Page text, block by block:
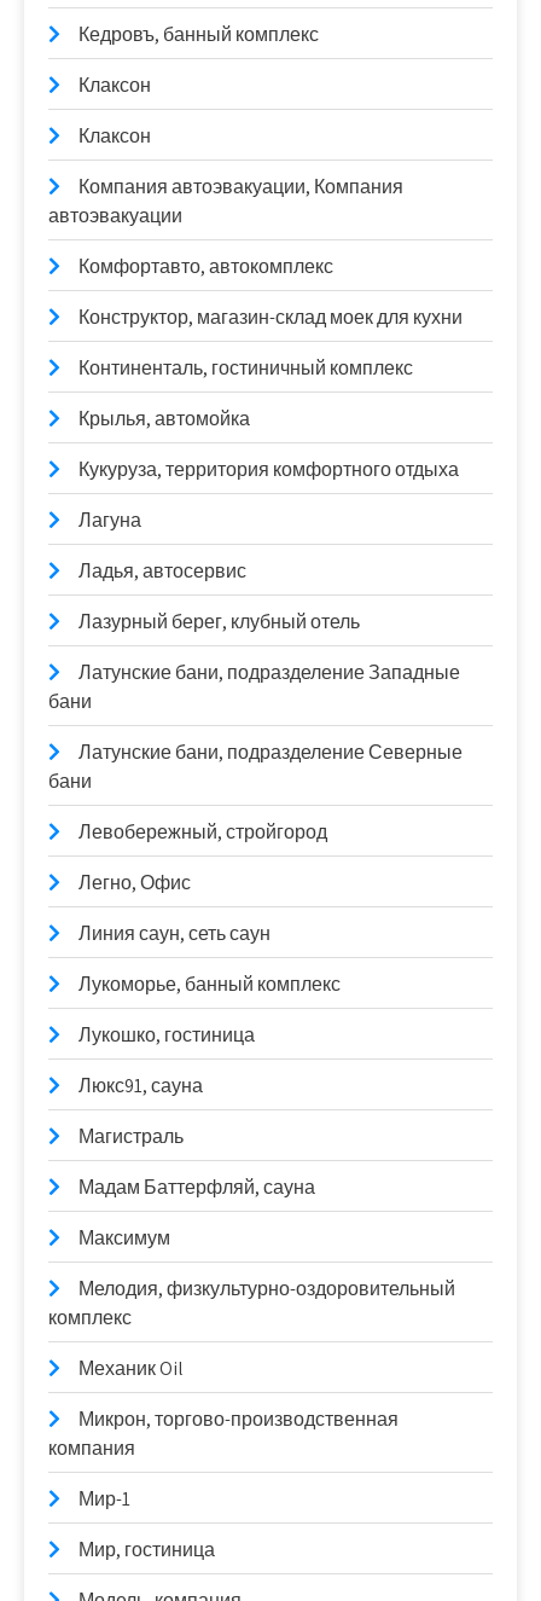
Кедровъ, банный комплекс
Клаксон
Клаксон
Компания автоэвакуации, Компания
автоэвакуации
Комфортавто, автокомплекс
Конструктор, магазин-склад моек для кухни
Континенталь, гостиничный комплекс
Крылья, автомойка
Кукуруза, территория комфортного отдыха
Лагуна
Ладья, автосервис
Лазурный берег, клубный отель
Латунские бани, подразделение Западные
бани
Латунские бани, подразделение Северные
бани
Левобережный, стройгород
Легно, Офис
Линия саун, сеть саун
Лукоморье, банный комплекс
Лукошко, гостиница
Люкс91, сауна
Магистраль
Мадам Баттерфляй, сауна
Максимум
Мелодия, физкультурно-оздоровительный
комплекс
Механик Oil
Микрон, торгово-производственная
компания
Мир-1
Мир, гостиница